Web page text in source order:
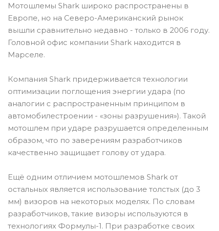
Мотошлемы Shark широко распространены в
Европе, но на Северо-Американский рынок
вышли сравнительно недавно - только в 2006 году.
Головной офис компании Shark находится в
Марселе.
Компания Shark придерживается технологии
оптимизации поглощения энергии удара (по
аналогии с распространенным принципом в
автомобилестроении - «зоны разрушения»). Такой
мотошлем при ударе разрушается определенным
образом, что по заверениям разработчиков
качественно защищает голову от удара.
Ещё одним отличием мотошлемов Shark от
остальных является использование толстых (до 3
мм) визоров на некоторых моделях. По словам
разработчиков, такие визоры используются в
технологиях Формулы-1. При разработке своих